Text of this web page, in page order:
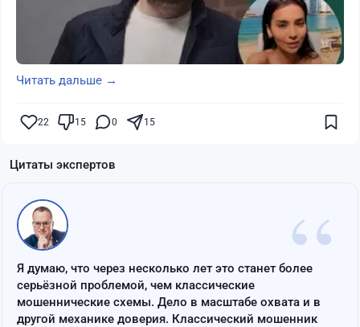
Читать дальше →
22 15 0 15
Цитаты экспертов
“
Я думаю, что через несколько лет это станет более
серьёзной проблемой, чем классические
мошеннические схемы. Дело в масштабе охвата и в
другой механике доверия. Классический мошенник